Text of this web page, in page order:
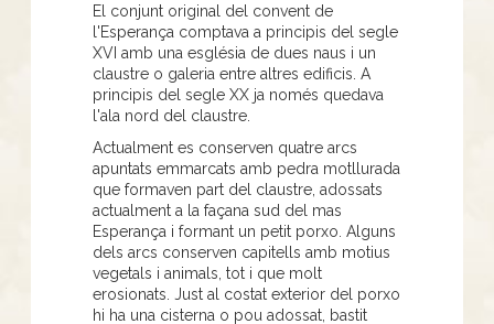
El conjunt original del convent de
l'Esperança comptava a principis del segle
XVI amb una església de dues naus i un
claustre o galeria entre altres edificis. A
principis del segle XX ja només quedava
l'ala nord del claustre.
Actualment es conserven quatre arcs
apuntats emmarcats amb pedra motllurada
que formaven part del claustre, adossats
actualment a la façana sud del mas
Esperança i formant un petit porxo. Alguns
dels arcs conserven capitells amb motius
vegetals i animals, tot i que molt
erosionats. Just al costat exterior del porxo
hi ha una cisterna o pou adossat, bastit